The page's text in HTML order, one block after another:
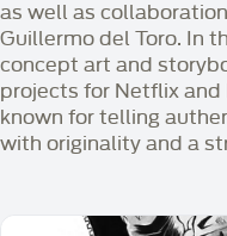
as well as
Guillermo del Toro. In
concept art and
projects for Netflix and
known for telling
with originality and a